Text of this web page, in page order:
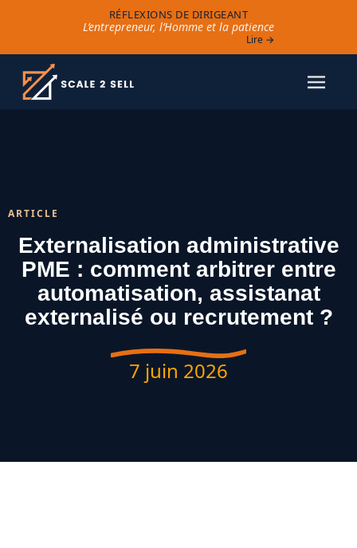
RÉFLEXIONS DE DIRIGEANT
L’entrepreneur, l’Homme et la patience
Lire →
ARTICLE
Externalisation administrative
PME : comment arbitrer entre
automatisation, assistanat
externalisé ou recrutement ?
7 juin 2026